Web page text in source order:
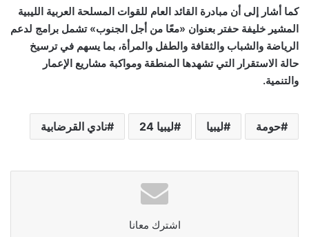
كما أشار إلى أن مبادرة القائد العام للقوات المسلحة العربية الليبية
المشير خليفة حفتر بعنوان «معًا من أجل الجنوب»تشمل برامج لدعم
الرياضة والشباب والثقافة والطفل والمرأة، بما يسهم في ترسيخ
حالة الاستقرار التي تشهدها المنطقة ومواكبة مشاريع الإعمار
والتنمية.
حومة ليبيا ليبيا 24 نادي القرضابية
اشترك معانا